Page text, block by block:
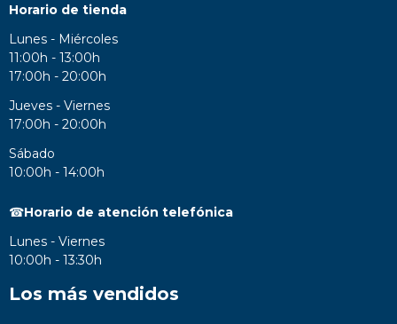
Horario de tienda
Lunes - Miércoles
11:00h - 13:00h
17:00h - 20:00h
Jueves - Viernes
17:00h - 20:00h
Sábado
10:00h - 14:00h
☎Horario de atención telefónica
Lunes - Viernes
10:00h - 13:30h
Los más vendidos